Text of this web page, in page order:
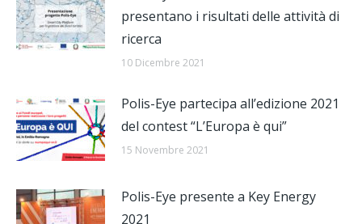
presentano i risultati delle attività di
ricerca
10 Dicembre 2021
Polis-Eye partecipa all’edizione 2021
del contest “L’Europa è qui”
15 Novembre 2021
Polis-Eye presente a Key Energy
2021